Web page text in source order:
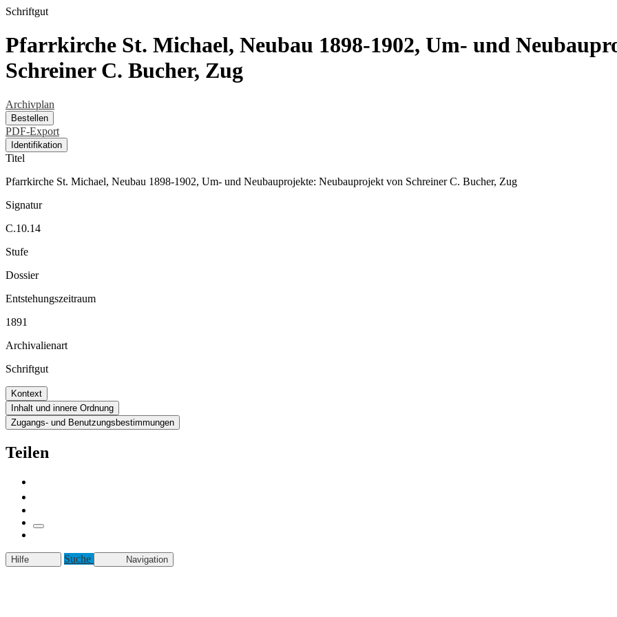
Schriftgut
Pfarrkirche St. Michael, Neubau 1898-1902, Um- und
Schreiner C. Bucher, Zug
Archivplan
Bestellen
PDF-Export
Identifikation
Titel
Pfarrkirche St. Michael, Neubau 1898-1902, Um- und Neubauprojekte: Neubauprojekt von Schreiner C. Bucher, Zug
Signatur
C.10.14
Stufe
Dossier
Entstehungszeitraum
1891
Archivalienart
Schriftgut
Kontext
Inhalt und innere Ordnung
Zugangs- und Benutzungsbestimmungen
Teilen
Hilfe Suche Navigation